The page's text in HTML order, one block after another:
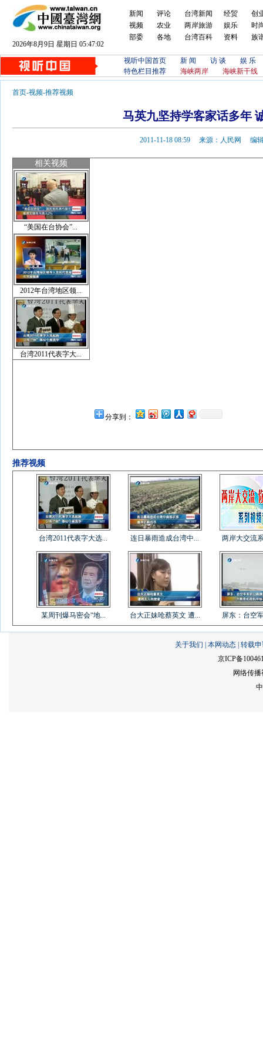
2026年8月9日 星期日 05:47:02
新闻
视频
部委
评论
农业
各地
台湾新闻
两岸旅游
台湾百科
经贸
娱乐
资料
创
时
族
视听中国首页 新 闻 访 谈
娱 乐
特色栏目推荐
海峡两岸 海峡新干线
首页-视频-推荐视频
马英九坚持学客家话多年
2011-11-18 08:59 来源：人民网 编
分享到：
相关视频
“美国在台协会”...
2012年台湾地区领...
台湾2011代表字大...
推荐视频
台湾2011代表字大选... 连日暴雨造成台湾中... 两岸大交流
某周刊爆马密会“地... 台大正妹呛蔡英文 遭... 屏东：台空
关于我们 本网动态 转载
京ICP备
网络传